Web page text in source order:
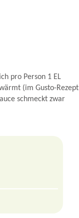
pro Person 1 EL
(im Gusto-Rezept
schmeckt zwar